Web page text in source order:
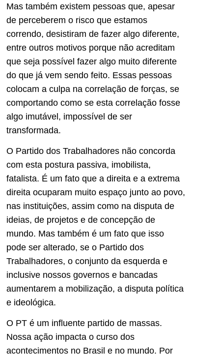
Mas também existem pessoas que, apesar
de perceberem o risco que estamos
correndo, desistiram de fazer algo diferente,
entre outros motivos porque não acreditam
que seja possível fazer algo muito diferente
do que já vem sendo feito. Essas pessoas
colocam a culpa na correlação de forças, se
comportando como se esta correlação fosse
algo imutável, impossível de ser
transformada.
O Partido dos Trabalhadores não concorda
com esta postura passiva, imobilista,
fatalista. É um fato que a direita e a extrema
direita ocuparam muito espaço junto ao povo,
nas instituições, assim como na disputa de
ideias, de projetos e de concepção de
mundo. Mas também é um fato que isso
pode ser alterado, se o Partido dos
Trabalhadores, o conjunto da esquerda e
inclusive nossos governos e bancadas
aumentarem a mobilização, a disputa política
e ideológica.
O PT é um influente partido de massas.
Nossa ação impacta o curso dos
acontecimentos no Brasil e no mundo. Por